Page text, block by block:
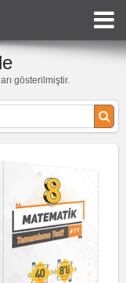
gösterilmiştir.